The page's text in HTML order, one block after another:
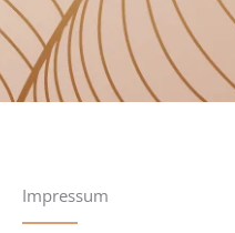
Impressum